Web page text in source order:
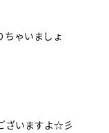
ちゃいましょ
ざいますよ☆彡